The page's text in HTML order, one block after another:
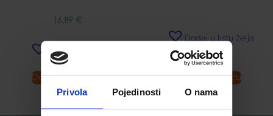
Privola Pojedinosti O nama
16,89 €
Dodaj u listu želja
Dodaj u košaricu
Dodaj u listu želja
Dodaj u košaricu